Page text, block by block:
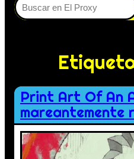
Print Art Of An
mareantemente